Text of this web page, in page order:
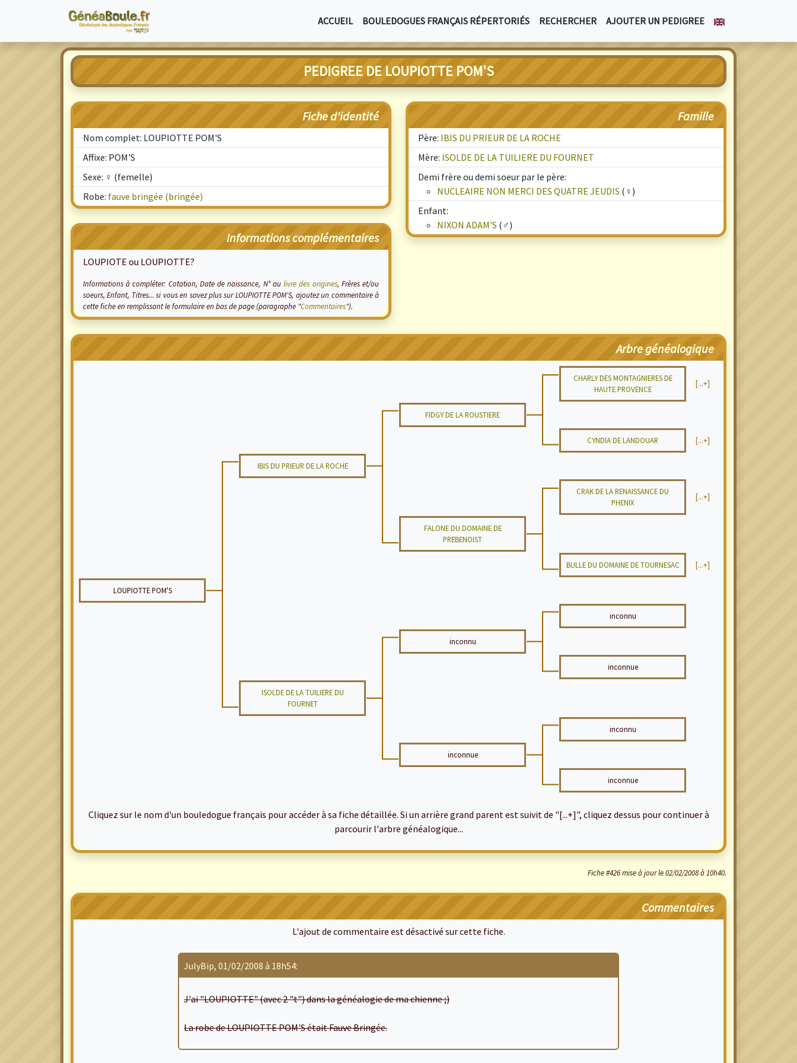
ACCUEIL BOULEDOGUES FRANÇAIS RÉPERTORIÉS RECHERCHER AJOUTER UN PEDIGREE
PEDIGREE DE LOUPIOTTE POM'S
Fiche d'identité
Nom complet: LOUPIOTTE POM'S
Affixe: POM'S
Sexe: ♀ (femelle)
Robe: fauve bringée (bringée)
Informations complémentaires
LOUPIOTE ou LOUPIOTTE?
Informations à compléter: Cotation, Date de naissance, N° aulivre des origines, Frères et/ou
soeurs, Enfant, Titres... si vous en savez plus sur LOUPIOTTE POM'S, ajoutez un commentaire à
cette fiche en remplissant le formulaire en bas de page (paragraphe "Commentaires").
Famille
Père: IBIS DU PRIEUR DE LA ROCHE
Mère: ISOLDE DE LA TUILIERE DU FOURNET
Demi frère ou demi soeur par le père:
NUCLEAIRE NON MERCI DES QUATRE JEUDIS (♀)
Enfant:
NIXON ADAM'S (♂)
Arbre généalogique
CHARLY DES MONTAGNIERES DE
HAUTE PROVENCE
[...+]
FIDGY DE LA ROUSTIERE
CYNDIA DE LANDOUAR [...+]
IBIS DU PRIEUR DE LA ROCHE
CRAK DE LA RENAISSANCE DU
PHENIX
[...+]
FALONE DU DOMAINE DE
PREBENOIST
BULLE DU DOMAINE DE TOURNESAC [...+]
LOUPIOTTE POM'S
inconnu
inconnu
inconnue
ISOLDE DE LA TUILIERE DU
FOURNET
inconnu
inconnue
inconnue
Cliquez sur le nom d'un bouledogue français pour accéder à sa fiche détaillée. Si un arrière grand parent est suivit de "[...+]", cliquez dessus pour continuer à
parcourir l'arbre généalogique...
Fiche #426 mise à jour le 02/02/2008 à 10h40.
Commentaires
L'ajout de commentaire est désactivé sur cette fiche.
JulyBip, 01/02/2008 à 18h54:
J'ai "LOUPIOTTE" (avec 2 "t") dans la généalogie de ma chienne ;)
La robe de LOUPIOTTE POM'S était Fauve Bringée.